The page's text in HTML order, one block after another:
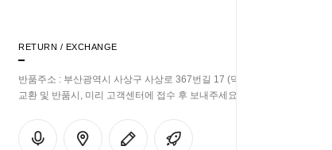
RETURN / EXCHANGE
반품주소 : 부산광역시 사상구 사상로 367번길 17 (덕포동)
교환 및 반품시, 미리 고객센터에 접수 후 보내주세요